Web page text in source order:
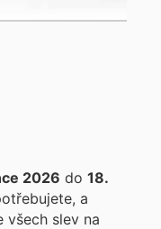
2026 do 18.
a
slev na